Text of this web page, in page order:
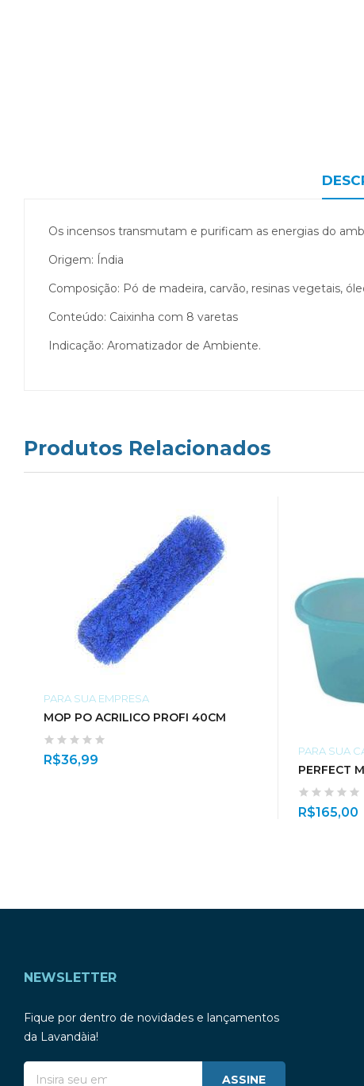
Os incensos transmutam e purificam as energias do
Origem: Índia
Composição: Pó de madeira, carvão, resinas vegetais,
Conteúdo: Caixinha com 8 varetas
Indicação: Aromatizador de Ambiente.
Produtos Relacionados
PARA SUA EMPRESA
MOP PO ACRILICO PROFI 40CM
R$36,99
PARA SUA
PERFECT
R$165,00
NEWSLETTER
Fique por dentro de novidades e lançamentos
da Lavandàia!
ASSINE